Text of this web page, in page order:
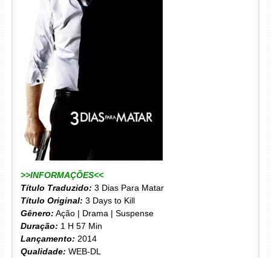
>>INFORMAÇÕES<<
Título Traduzido: 3 Dias Para Matar
Título Original: 3 Days to Kill
Gênero: Ação | Drama | Suspense
Duração: 1 H 57 Min
Lançamento: 2014
Qualidade: WEB-DL